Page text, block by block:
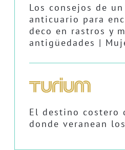
Los consejos de
anticuario para
deco en rastros y
antigüedades |
El destino costero
donde veranean